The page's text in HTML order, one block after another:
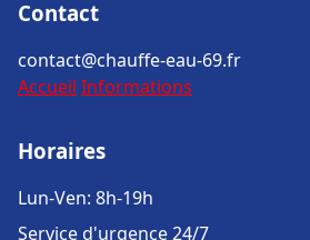
Contact
contact@chauffe-eau-69.fr
Accueil Informations
Horaires
Lun-Ven: 8h-19h
Service d'urgence 24/7